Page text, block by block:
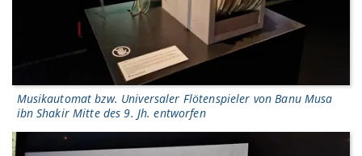
Musikautomat bzw. Universaler Flötenspieler von Banu Musa
ibn Shakir Mitte des 9. Jh. entworfen